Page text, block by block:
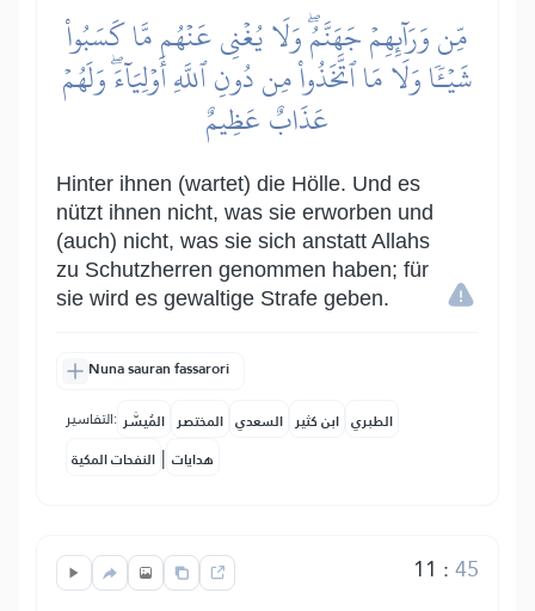
مِّن وَرَآئِهِمۡ جَهَنَّمُۖ وَلَا يُغۡنِي عَنۡهُم مَّا كَسَبُواْ
شَيۡـٔٗا وَلَا مَا ٱتَّخَذُواْ مِن دُونِ ٱللَّهِ أَوۡلِيَآءَۖ وَلَهُمۡ
عَذَابٌ عَظِيمٌ
Hinter ihnen (wartet) die Hölle. Und es
nützt ihnen nicht, was sie erworben und
(auch) nicht, was sie sich anstatt Allahs
zu Schutzherren genommen haben; für
sie wird es gewaltige Strafe geben.
Nuna sauran fassarori
التفاسير: المُيسَّر المختصر السعدي ابن كثير الطبري
النفحات المكية | هدايات
11 :45